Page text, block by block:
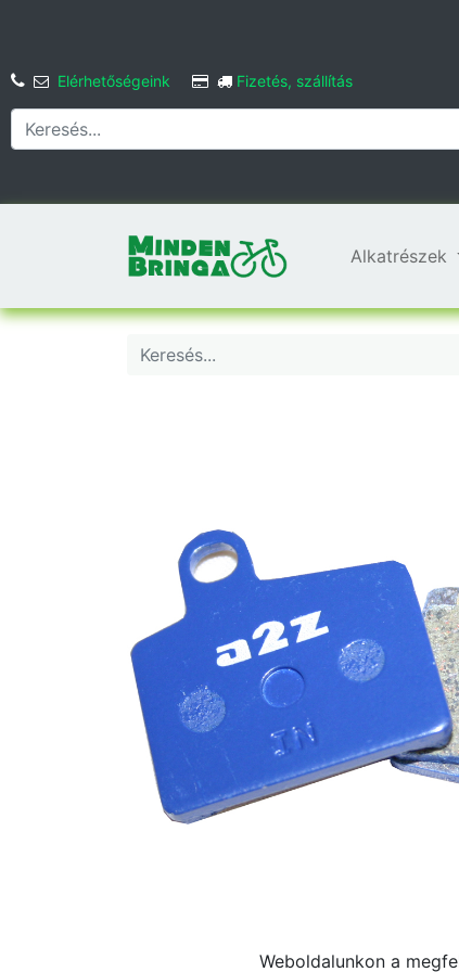
Elérhetőségeink Fizetés, szállítás
Alkatrészek
Weboldalunkon a